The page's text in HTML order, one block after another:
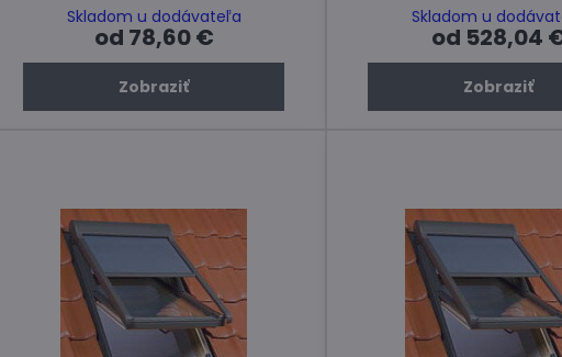
Skladom u dodávateľa
od 78,60 €
Zobraziť
Skladom u
od 528,04
Zobraziť